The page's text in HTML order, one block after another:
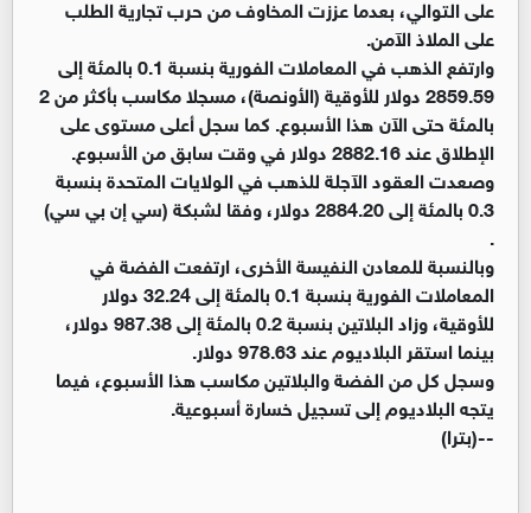
على التوالي، بعدما عززت المخاوف من حرب تجارية الطلب
على الملاذ الآمن.
وارتفع الذهب في المعاملات الفورية بنسبة 0.1 بالمئة إلى
2859.59 دولار للأوقية (الأونصة)، مسجلا مكاسب بأكثر من 2
بالمئة حتى الآن هذا الأسبوع. كما سجل أعلى مستوى على
الإطلاق عند 2882.16 دولار في وقت سابق من الأسبوع.
وصعدت العقود الآجلة للذهب في الولايات المتحدة بنسبة
0.3 بالمئة إلى 2884.20 دولار، وفقا لشبكة (سي إن بي سي)
.
وبالنسبة للمعادن النفيسة الأخرى، ارتفعت الفضة في
المعاملات الفورية بنسبة 0.1 بالمئة إلى 32.24 دولار
للأوقية، وزاد البلاتين بنسبة 0.2 بالمئة إلى 987.38 دولار،
بينما استقر البلاديوم عند 978.63 دولار.
وسجل كل من الفضة والبلاتين مكاسب هذا الأسبوع، فيما
يتجه البلاديوم إلى تسجيل خسارة أسبوعية.
--(بترا)